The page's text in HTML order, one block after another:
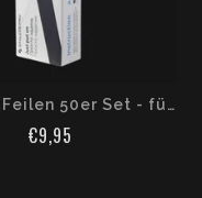
STALEKS Feilen 50er Set - für DFCE-22 Base- 100/150/180 Grit
€9,95